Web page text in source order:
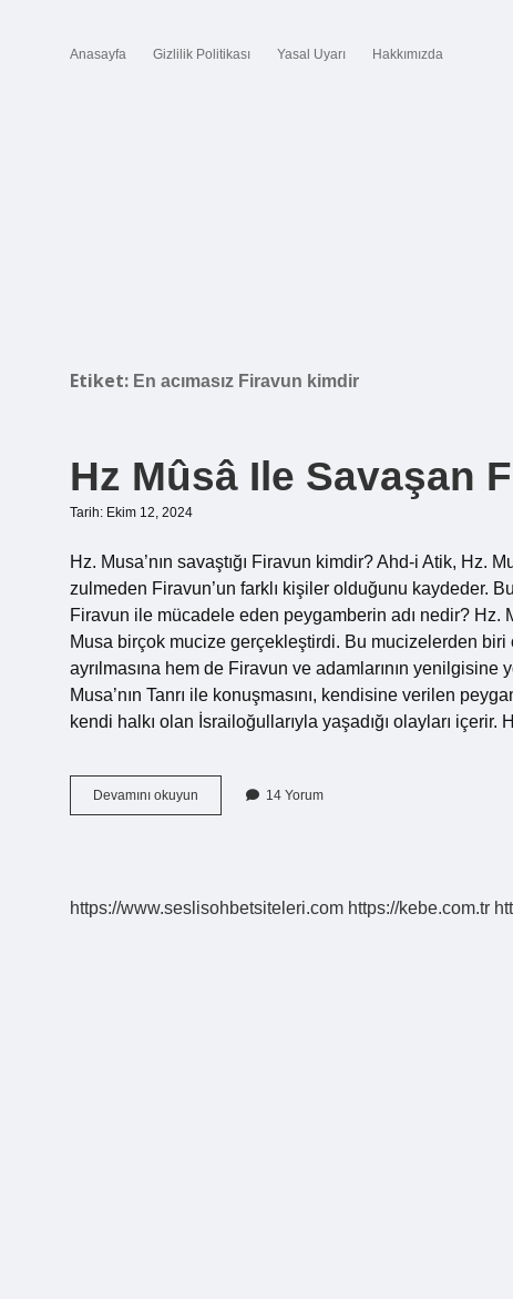
Anasayfa Gizlilik Politikası Yasal Uyarı Hakkımızda
Etiket: En acımasız Firavun kimdir
Hz Mûsâ Ile Savaşan
Tarih: Ekim 12, 2024
Hz. Musa’nın savaştığı Firavun kimdir? Ahd-i Atik, Hz.
zulmeden Firavun’un farklı kişiler olduğunu kaydeder.
Firavun ile mücadele eden peygamberin adı nedir? Hz.
Musa birçok mucize gerçekleştirdi. Bu mucizelerden biri
ayrılmasına hem de Firavun ve adamlarının
Musa’nın Tanrı ile konuşmasını, kendisine verilen
kendi halkı olan İsrailoğullarıyla yaşadığı olayları
Devamını okuyun
Mûsâ
14 Yorum
https://www.seslisohbetsiteleri.com https://kebe.com.tr